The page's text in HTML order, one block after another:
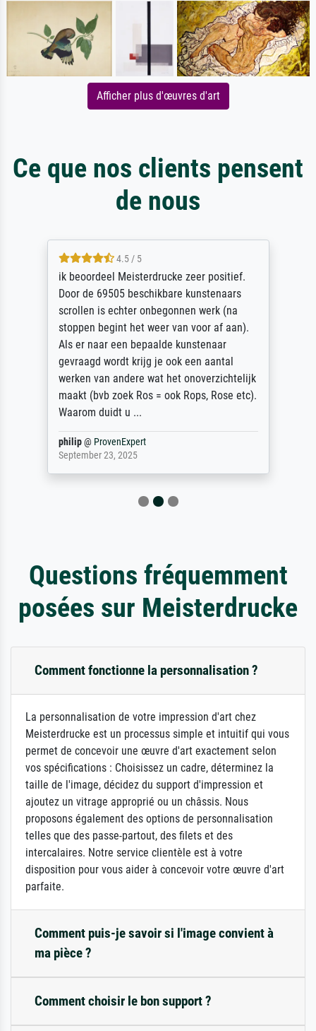
Afficher plus d'œuvres d'art
Ce que nos clients pensent
de nous
4.5 / 5
ik beoordeel Meisterdrucke zeer positief.
Door de 69505 beschikbare kunstenaars
scrollen is echter onbegonnen werk (na
stoppen begint het weer van voor af aan).
Als er naar een bepaalde kunstenaar
gevraagd wordt krijg je ook een aantal
werken van andere wat het onoverzichtelijk
maakt (bvb zoek Ros = ook Rops, Rose etc).
Waarom duidt u ...
philip@ ProvenExpert
September 23, 2025
Questions fréquemment
posées sur Meisterdrucke
Comment fonctionne la personnalisation ?
La personnalisation de votre impression d'art chez
Meisterdrucke est un processus simple et intuitif qui vous
permet de concevoir une œuvre d'art exactement selon
vos spécifications : Choisissez un cadre, déterminez la
taille de l'image, décidez du support d'impression et
ajoutez un vitrage approprié ou un châssis. Nous
proposons également des options de personnalisation
telles que des passe-partout, des filets et des
intercalaires. Notre service clientèle est à votre
disposition pour vous aider à concevoir votre œuvre d'art
parfaite.
Comment puis-je savoir si l'image convient à
ma pièce ?
Comment choisir le bon support ?